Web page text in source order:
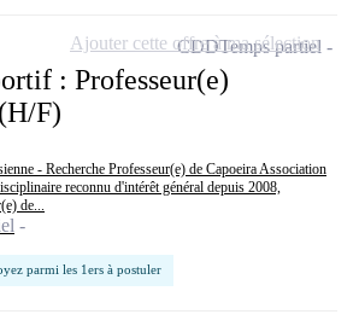
: Professeur(e)
F)
- Recherche Professeur(e) de Capoeira Association
reconnu d'intérêt général depuis 2008,
de...
parmi les 1ers à postuler
CDDTemps partiel
Ajouter cette offre à ma sélection